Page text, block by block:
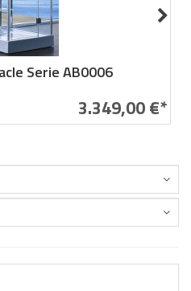
Serie AB0006
3.349,00 €*